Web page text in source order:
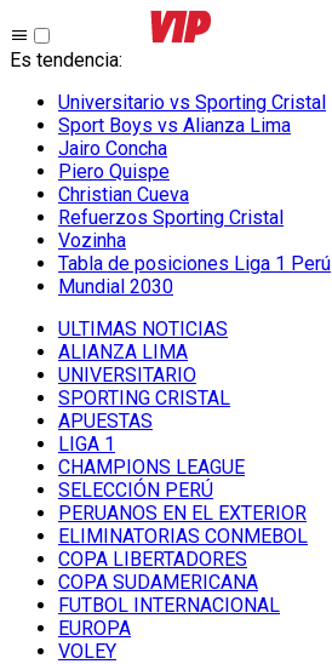
Es tendencia:
Universitario vs Sporting Cristal
Sport Boys vs Alianza Lima
Jairo Concha
Piero Quispe
Christian Cueva
Refuerzos Sporting Cristal
Vozinha
Tabla de posiciones Liga 1 Perú
Mundial 2030
ULTIMAS NOTICIAS
ALIANZA LIMA
UNIVERSITARIO
SPORTING CRISTAL
APUESTAS
LIGA 1
CHAMPIONS LEAGUE
SELECCIÓN PERÚ
PERUANOS EN EL EXTERIOR
ELIMINATORIAS CONMEBOL
COPA LIBERTADORES
COPA SUDAMERICANA
FUTBOL INTERNACIONAL
EUROPA
VOLEY